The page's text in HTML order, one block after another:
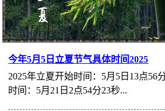
今年5月5日立夏节气具体时间2025
2025年立夏开始时间：5月5日13点56
时间：5月21日2点54分23秒...